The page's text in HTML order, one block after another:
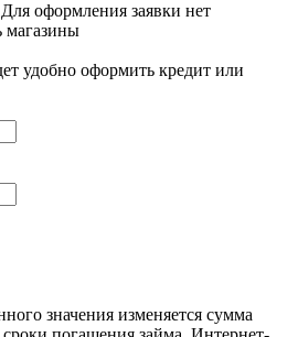
оформления заявки нет
магазины
удобно оформить кредит или
значения изменяется сумма